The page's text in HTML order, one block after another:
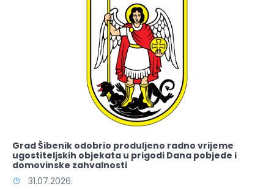
Grad Šibenik odobrio produljeno radno vrijeme
ugostiteljskih objekata u prigodi Dana pobjede i
domovinske zahvalnosti
31.07.2026.